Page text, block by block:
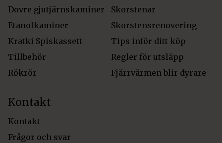
Dovre gjutjärnskaminer
Etanolkaminer
Kratki Spiskassett
Tillbehör
Rökrör
Skorstenar
Skorstensrenovering
Tips inför ditt köp
Regler för utsläpp
Fjärrvärmen blir dyrare
Kontakt
Kontakt
Frågor och svar